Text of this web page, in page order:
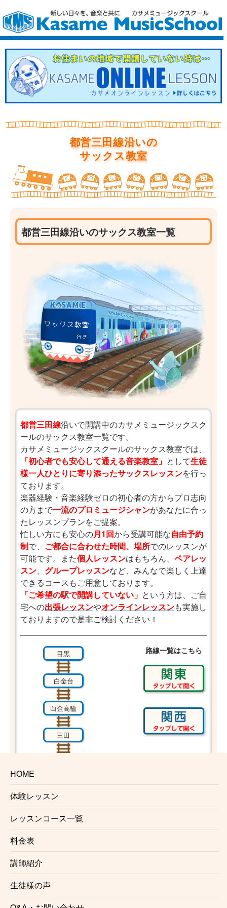
HOME
体験レッスン
レッスンコース一覧
料金表
講師紹介
生徒様の声
都営三田線沿いの
サックス教室
都営三田線沿いのサックス教室一覧
都営三田線沿いで開講中のカサメミュージックスク
ールのサックス教室一覧です。
カサメミュージックスクールのサックス教室では、
「初心者でも安心して通える音楽教室」 として生徒
様一人ひとりに寄り添ったサックスレッスンを行っ
ております。
楽器経験・音楽経験ゼロの初心者の方からプロ志向
の方まで一流のプロミュージシャンがあなたに合っ
たレッスンプランをご提案。
忙しい方にも安心の月1回から受講可能な自由予約
制で、 ご都合に合わせた時間、場所でのレッスンが
可能です。また個人レッスンはもちろん、 ペアレッ
スン、 グループレッスンなど、みんなで楽しく上達
できるコースもご用意しております。
「ご希望の駅で開講していない」 という方は、ご自
宅への出張レッスンやオンラインレッスンも実施し
ておりますので是非ご検討ください！
目黒
白金台
白金高輪
三田
内幸町
大手町
路線一覧はこちら